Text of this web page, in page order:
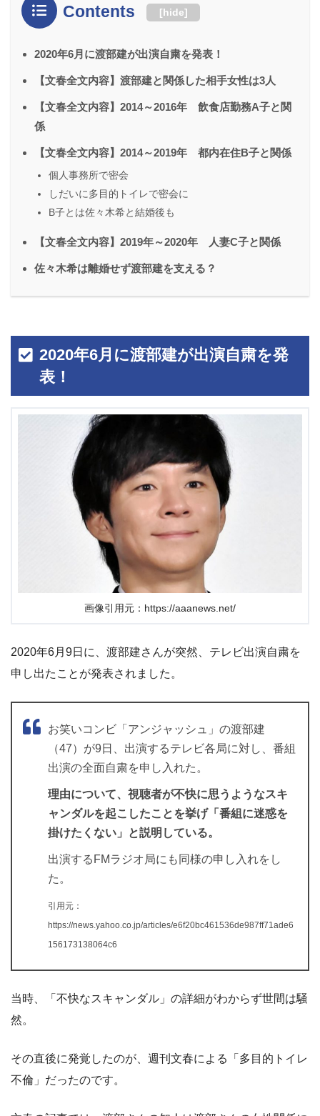
Contents [hide]
2020年6月に渡部建が出演自粛を発表！
【文春全文内容】渡部建と関係した相手女性は3人
【文春全文内容】2014～2016年 飲食店勤務A子と関
係
【文春全文内容】2014～2019年 都内在住B子と関係
個人事務所で密会
しだいに多目的トイレで密会に
B子とは佐々木希と結婚後も
【文春全文内容】2019年～2020年 人妻C子と関係
佐々木希は離婚せず渡部建を支える？
2020年6月に渡部建が出演自粛を発
表！
画像引用元：https://aaanews.net/
2020年6月9日に、渡部建さんが突然、テレビ出演自粛を
申し出たことが発表されました。
お笑いコンビ「アンジャッシュ」の渡部建
（47）が9日、出演するテレビ各局に対し、番組
出演の全面自粛を申し入れた。
理由について、視聴者が不快に思うようなスキ
ャンダルを起こしたことを挙げ「番組に迷惑を
掛けたくない」と説明している。
出演するFMラジオ局にも同様の申し入れをし
た。
引用元：
https://news.yahoo.co.jp/articles/e6f20bc461536de987ff71ade6
156173138064c6
当時、「不快なスキャンダル」の詳細がわからず世間は騒
然。
その直後に発覚したのが、週刊文春による「多目的トイレ
不倫」だったのです。